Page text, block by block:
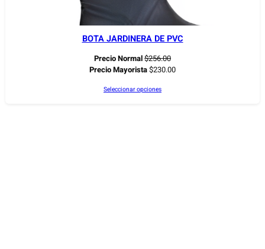
BOTA JARDINERA DE PVC
Precio Normal$256.00
Precio Mayorista$230.00
Seleccionar opciones